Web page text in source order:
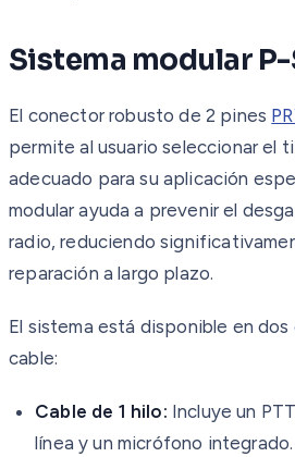
Sistema modular
El conector robusto de 2 pines
permite al usuario seleccionar el
adecuado para su aplicación
modular ayuda a prevenir el
radio, reduciendo
reparación a largo plazo.
El sistema está disponible en
cable:
Cable de 1 hilo: Incluye un
línea y un micrófono integrado.